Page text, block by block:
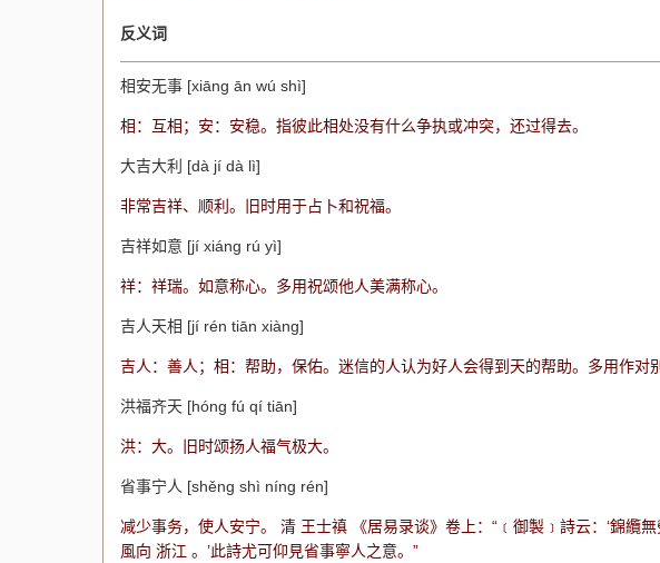
反义词
相安无事 [xiāng ān wú shì]
相：互相；安：安稳。指彼此相处没有什么争执或冲突，还过得去。
大吉大利 [dà jí dà lì]
非常吉祥、顺利。旧时用于占卜和祝福。
吉祥如意 [jí xiáng rú yì]
祥：祥瑞。如意称心。多用祝颂他人美满称心。
吉人天相 [jí rén tiān xiàng]
吉人：善人；相：帮助，保佑。迷信的人认为好人会得到天的帮助。多用作对
洪福齐天 [hóng fú qí tiān]
洪：大。旧时颂扬人福气极大。
省事宁人 [shěng shì níng rén]
减少事务，使人安宁。 清 王士禛 《居易录谈》卷上：“﹝御製﹞詩云：‘錦纜
風向 浙江 。’此詩尤可仰見省事寧人之意。”